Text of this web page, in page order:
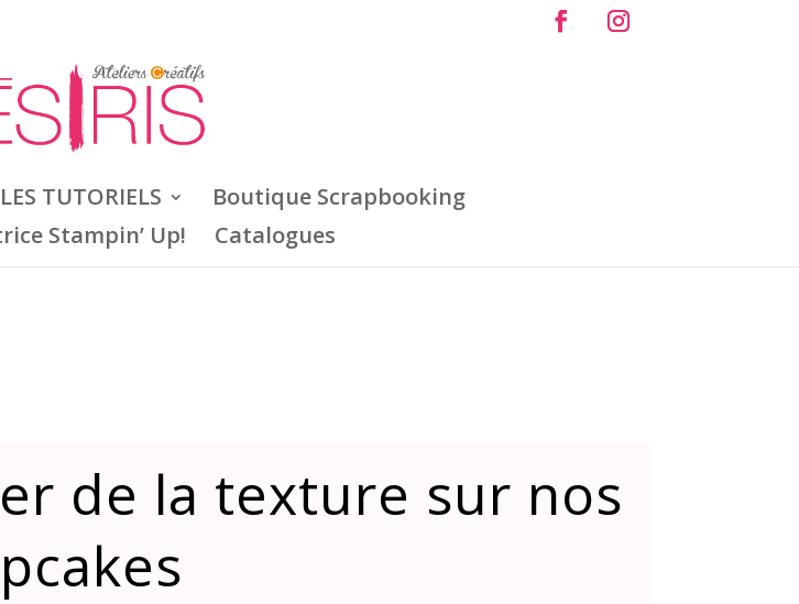
LES TUTORIELS
Boutique Scrapbooking
Stampin’ Up!
Catalogues
de la texture sur nos